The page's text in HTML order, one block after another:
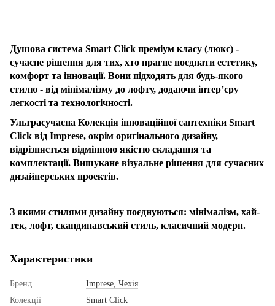
Душова система Smart Click преміум класу (люкс) -
сучасне рішення для тих, хто прагне поєднати естетику,
комфорт та інновації. Вони підходять для будь-якого
стилю - від мінімалізму до лофту, додаючи інтер’єру
легкості та технологічності.
Ультрасучасна Колекція інноваційної сантехніки Smart
Click від Imprese, окрім оригінального дизайну,
відрізняється відмінною якістю складання та
комплектації. Вишукане візуальне рішення для сучасних
дизайнерських проектів.
З якими стилями дизайну поєднуються: мінімалізм, хай-
тек, лофт, скандинавський стиль, класичний модерн.
Характеристики
Бренд
Imprese, Чехія
Колекції
Smart Click